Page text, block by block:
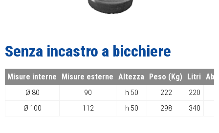
Senza incastro a bicchiere
Misure interne Misure esterne Altezza Peso (Kg) Litri
Ø 80 90 h 50 222
220
Ø 100
112 h 50 298 340